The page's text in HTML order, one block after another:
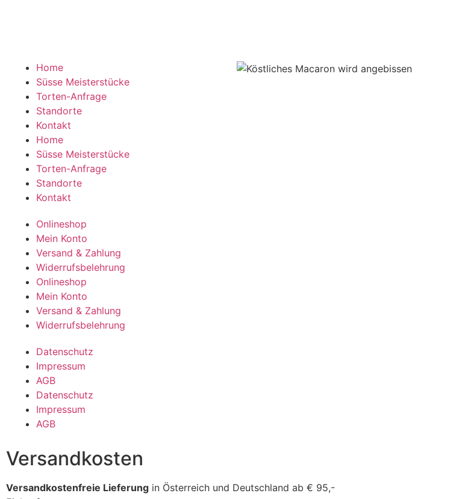
Home
Süsse Meisterstücke
Torten-Anfrage
Standorte
Kontakt
Home
Süsse Meisterstücke
Torten-Anfrage
Standorte
Kontakt
Onlineshop
Mein Konto
Versand & Zahlung
Widerrufsbelehrung
Onlineshop
Mein Konto
Versand & Zahlung
Widerrufsbelehrung
Datenschutz
Impressum
AGB
Datenschutz
Impressum
AGB
Versandkosten
Versandkostenfreie Lieferung in Österreich und Deutschland ab € 95,-